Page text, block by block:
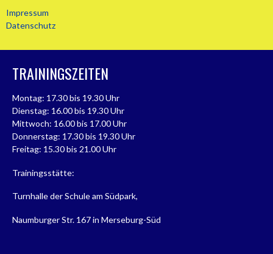
Impressum
Datenschutz
TRAININGSZEITEN
Montag: 17.30 bis 19.30 Uhr
Dienstag: 16.00 bis 19.30 Uhr
Mittwoch: 16.00 bis 17.00 Uhr
Donnerstag: 17.30 bis 19.30 Uhr
Freitag: 15.30 bis 21.00 Uhr
Trainingsstätte:
Turnhalle der Schule am Südpark,
Naumburger Str. 167 in Merseburg-Süd